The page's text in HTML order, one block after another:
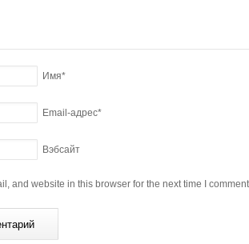
Имя*
Email-адрес*
Вэбсайт
and website in this browser for the next time I